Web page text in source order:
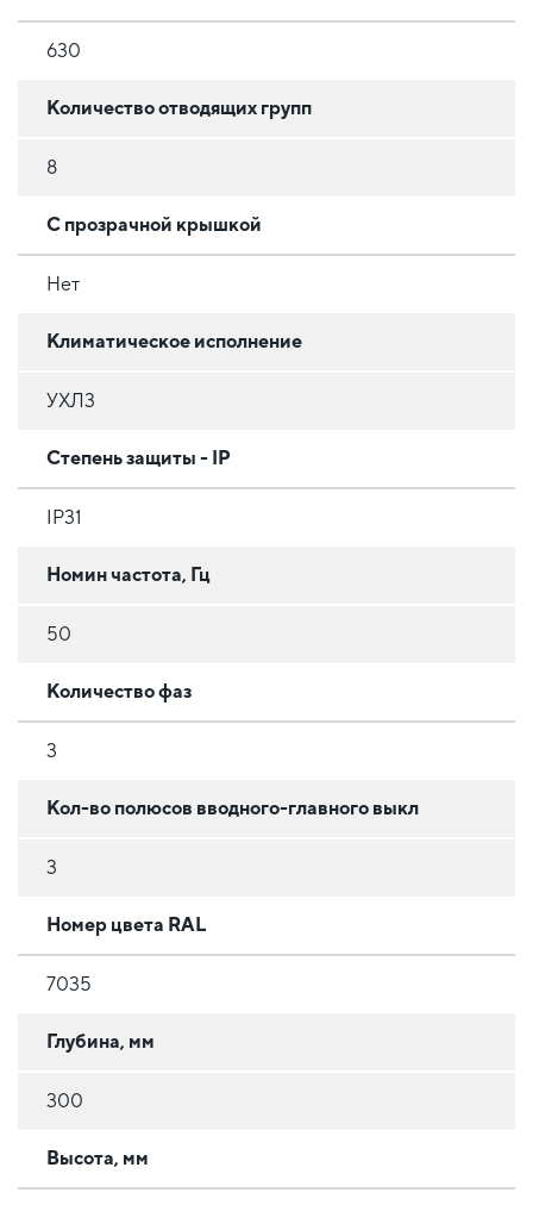
630
Количество отводящих групп
8
С прозрачной крышкой
Нет
Климатическое исполнение
УХЛ3
Степень защиты - IP
IP31
Номин частота, Гц
50
Количество фаз
3
Кол-во полюсов вводного-главного выкл
3
Номер цвета RAL
7035
Глубина, мм
300
Высота, мм